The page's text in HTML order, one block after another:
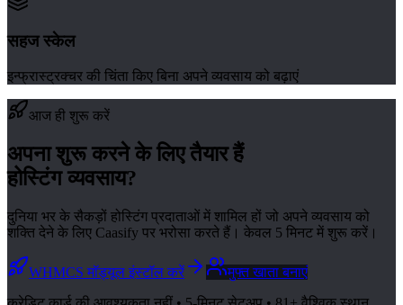
सहज स्केल
इन्फ्रास्ट्रक्चर की चिंता किए बिना अपने व्यवसाय को बढ़ाएं
आज ही शुरू करें
अपना शुरू करने के लिए तैयार हैं
होस्टिंग व्यवसाय?
दुनिया भर के सैकड़ों होस्टिंग प्रदाताओं में शामिल हों जो अपने व्यवसाय को
शक्ति देने के लिए Caasify पर भरोसा करते हैं। केवल 5 मिनट में शुरू करें।
WHMCS मॉड्यूल इंस्टॉल करें
मुफ्त खाता बनाएं